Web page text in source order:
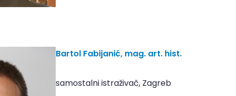
Bartol Fabijanić, mag. art. hist.
samostalni istraživač, Zagreb